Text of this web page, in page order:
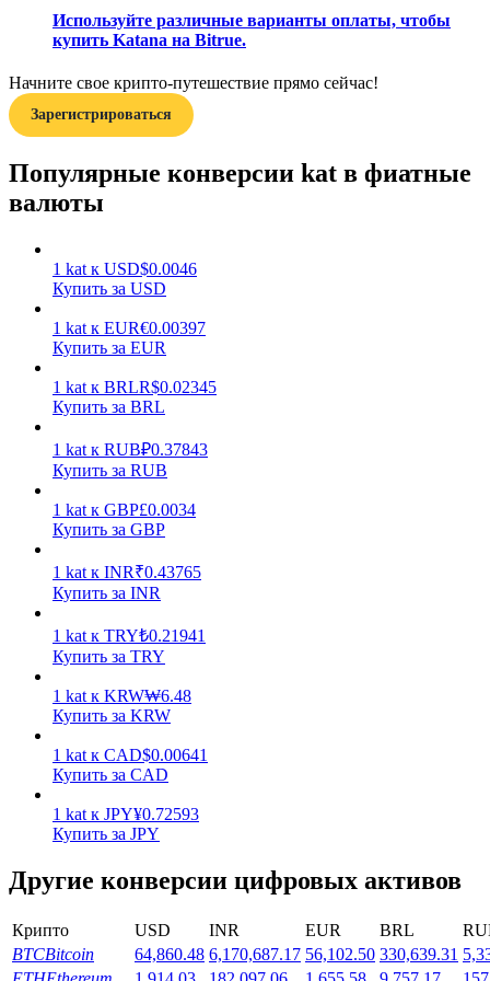
Силовая свинья
Стейкинг
Гибкая ставка для заработка популярных токенов
Используйте различные варианты оплаты, чтобы
купить Katana на Bitrue.
Начните свое крипто-путешествие прямо сейчас!
Зарегистрироваться
Популярные конверсии kat в фиатные
валюты
1 kat к USD$0.0046
Купить за USD
1 kat к EUR€0.00397
Купить за EUR
1 kat к BRLR$0.02345
Купить за BRL
1 kat к RUB₽0.37843
Купить за RUB
1 kat к GBP£0.0034
Купить за GBP
1 kat к INR₹0.43765
Купить за INR
1 kat к TRY₺0.21941
Купить за TRY
1 kat к KRW₩6.48
Купить за KRW
1 kat к CAD$0.00641
Купить за CAD
1 kat к JPY¥0.72593
Купить за JPY
Другие конверсии цифровых активов
Крипто USD INR EUR BRL
BTCBitcoin 64,860.48 6,170,687.17 56,102.50 330,639.31